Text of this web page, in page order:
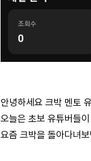
안녕하세요 크박 멘토
오늘은 초보 유튜버들
요즘 크박을 돌아다녀